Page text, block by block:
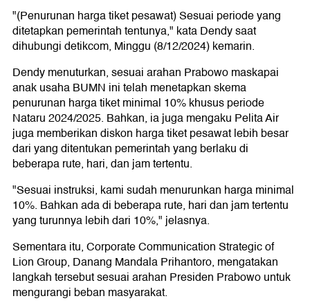
"(Penurunan harga tiket pesawat) Sesuai periode yang
ditetapkan pemerintah tentunya," kata Dendy saat
dihubungi detikcom, Minggu (8/12/2024) kemarin.
Dendy menuturkan, sesuai arahan Prabowo maskapai
anak usaha BUMN ini telah menetapkan skema
penurunan harga tiket minimal 10% khusus periode
Nataru 2024/2025. Bahkan, ia juga mengaku Pelita Air
juga memberikan diskon harga tiket pesawat lebih besar
dari yang ditentukan pemerintah yang berlaku di
beberapa rute, hari, dan jam tertentu.
"Sesuai instruksi, kami sudah menurunkan harga minimal
10%. Bahkan ada di beberapa rute, hari dan jam tertentu
yang turunnya lebih dari 10%," jelasnya.
Sementara itu, Corporate Communication Strategic of
Lion Group, Danang Mandala Prihantoro, mengatakan
langkah tersebut sesuai arahan Presiden Prabowo untuk
mengurangi beban masyarakat.